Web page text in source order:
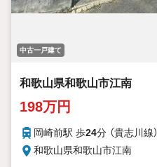
中古一戸建て
和歌山県和歌山市江南
198万円
岡崎前駅 歩24分 （貴志川線）
和歌山県和歌山市江南